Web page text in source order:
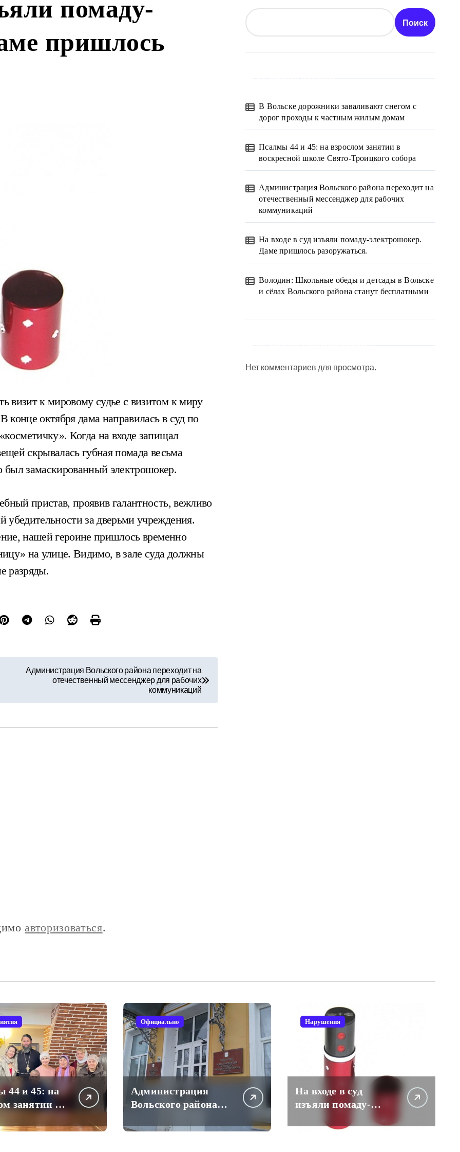
помаду-
пришлось
конце октября дама направилась в суд по
Когда на входе запищал
скрывалась губная помада весьма
замаскированный электрошокер.
пристав, проявив галантность, вежливо
за дверьми учреждения.
нашей героине пришлось временно
на улице. Видимо, в зале суда должны
разряды.
Администрация Вольского района переходит на
отечественный мессенджер для рабочих
коммуникаций
авторизоваться.
Поиск
В Вольске дорожники заваливают снегом с
дорог проходы к частным жилым домам
Псалмы 44 и 45: на взрослом занятии в
воскресной школе Свято-Троицкого собора
Администрация Вольского района переходит на
отечественный мессенджер для рабочих
коммуникаций
На входе в суд изъяли помаду-электрошокер.
Даме пришлось разоружаться.
Володин: Школьные обеды и детсады в Вольске
и сёлах Вольского района станут бесплатными
Нет комментариев для просмотра.
44 и 45: на
занятии в
Официально
Администрация
Вольского района
отечественный
Нарушения
На входе в суд
изъяли помаду-
электрошокер. Даме
пришлось